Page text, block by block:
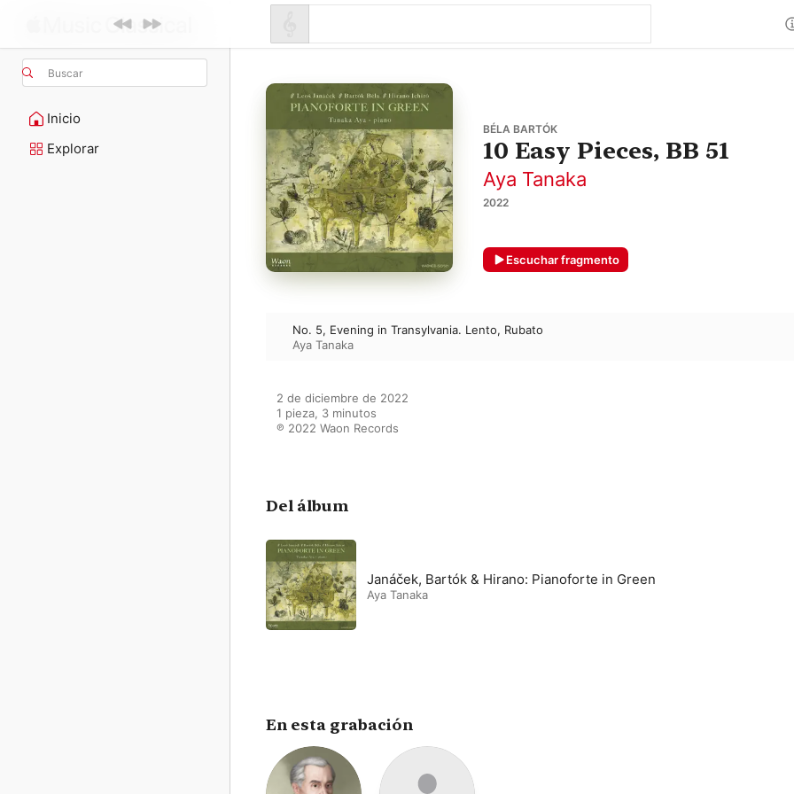
Buscar
Inicio
Explorar
BÉLA BARTÓK
10 Easy Pieces, BB 51
Aya Tanaka
2022
Escuchar fragmento
No. 5, Evening in Transylvania. Lento, Rubato
Aya Tanaka
2 de diciembre de 2022
1 pieza, 3 minutos
℗ 2022 Waon Records
Del álbum
Janáček, Bartók & Hirano: Pianoforte in Green
Aya Tanaka
En esta grabación